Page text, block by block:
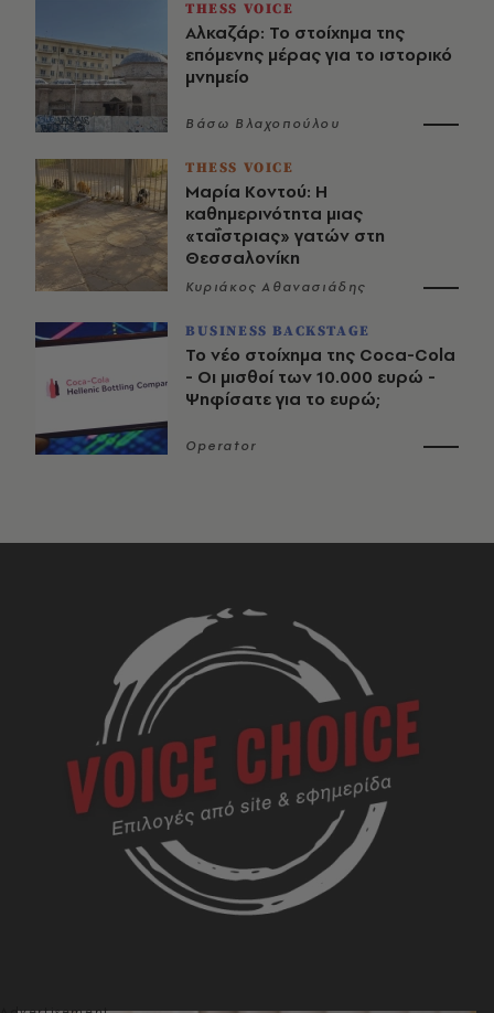
THESS VOICE
Αλκαζάρ: Το στοίχημα της
επόμενης μέρας για το ιστορικό
μνημείο
Βάσω Βλαχοπούλου
THESS VOICE
Μαρία Κοντού: Η
καθημερινότητα μιας
«ταΐστριας» γατών στη
Θεσσαλονίκη
Κυριάκος Αθανασιάδης
BUSINESS BACKSTAGE
Το νέο στοίχημα της Coca-Cola
- Οι μισθοί των 10.000 ευρώ -
Ψηφίσατε για το ευρώ;
Operator